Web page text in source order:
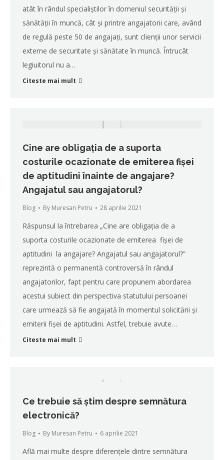
atât în rândul specialiștilor în domeniul securității și
sănătății în muncă, cât și printre angajatorii care, având
de regulă peste 50 de angajați, sunt clienții unor servicii
externe de securitate și sănătate în muncă. Întrucât
legiuitorul nu a…
Citeste mai mult
Cine are obligația de a suporta
costurile ocazionate de emiterea fișei
de aptitudini înainte de angajare?
Angajatul sau angajatorul?
Blog By Muresan Petru 28 aprilie 2021
Răspunsul la întrebarea „Cine are obligația de a
suporta costurile ocazionate de emiterea fișei de
aptitudini la angajare? Angajatul sau angajatorul?”
reprezintă o permanentă controversă în rândul
angajatorilor, fapt pentru care propunem abordarea
acestui subiect din perspectiva statutului persoanei
care urmează să fie angajată în momentul solicitării și
emiterii fișei de aptitudini. Astfel, trebuie avute…
Citeste mai mult
Ce trebuie să știm despre semnătura
electronică?
Blog By Muresan Petru 6 aprilie 2021
Află mai multe despre diferențele dintre semnătura